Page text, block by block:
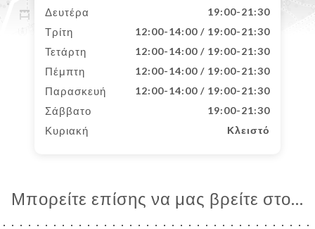
Δευτέρα 19:00-21:30
Τρίτη 12:00-14:00 / 19:00-21:30
Τετάρτη 12:00-14:00 / 19:00-21:30
Πέμπτη 12:00-14:00 / 19:00-21:30
Παρασκευή 12:00-14:00 / 19:00-21:30
Σάββατο 19:00-21:30
Κυριακή Κλειστό
Μπορείτε επίσης να μας βρείτε στο...